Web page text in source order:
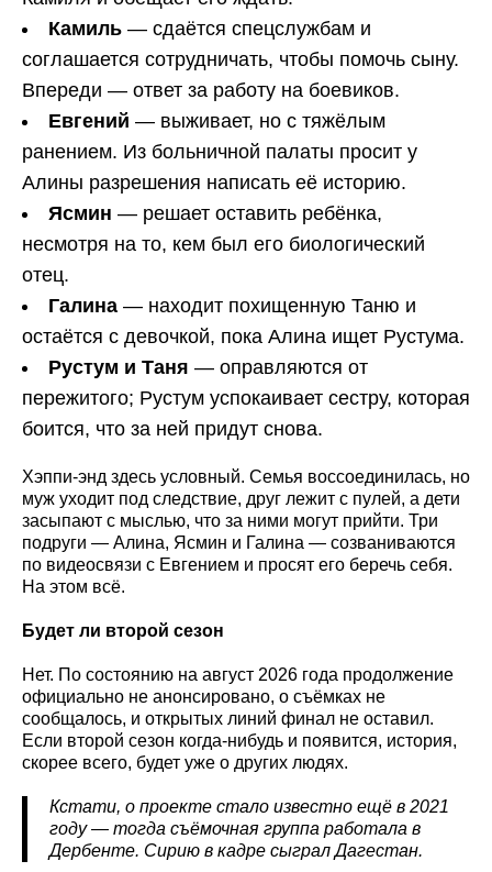
Камиль — сдаётся спецслужбам и
соглашается сотрудничать, чтобы помочь сыну.
Впереди — ответ за работу на боевиков.
Евгений — выживает, но с тяжёлым
ранением. Из больничной палаты просит у
Алины разрешения написать её историю.
Ясмин — решает оставить ребёнка,
несмотря на то, кем был его биологический
отец.
Галина — находит похищенную Таню и
остаётся с девочкой, пока Алина ищет Рустума.
Рустум и Таня — оправляются от
пережитого; Рустум успокаивает сестру, которая
боится, что за ней придут снова.
Хэппи-энд здесь условный. Семья воссоединилась, но
муж уходит под следствие, друг лежит с пулей, а дети
засыпают с мыслью, что за ними могут прийти. Три
подруги — Алина, Ясмин и Галина — созваниваются
по видеосвязи с Евгением и просят его беречь себя.
На этом всё.
Будет ли второй сезон
Нет. По состоянию на август 2026 года продолжение
официально не анонсировано, о съёмках не
сообщалось, и открытых линий финал не оставил.
Если второй сезон когда-нибудь и появится, история,
скорее всего, будет уже о других людях.
Кстати, о проекте стало известно ещё в 2021
году — тогда съёмочная группа работала в
Дербенте. Сирию в кадре сыграл Дагестан.